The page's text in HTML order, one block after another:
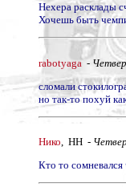
Нехера расклады
Хочешь быть
rabotyaga-
сломали
но так-то похуй
Нико, НН -
Кто то